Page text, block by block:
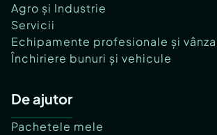
Agro și Industrie
Servicii
Echipamente profesionale și
Închiriere bunuri și vehicule
De ajutor
Pachetele mele